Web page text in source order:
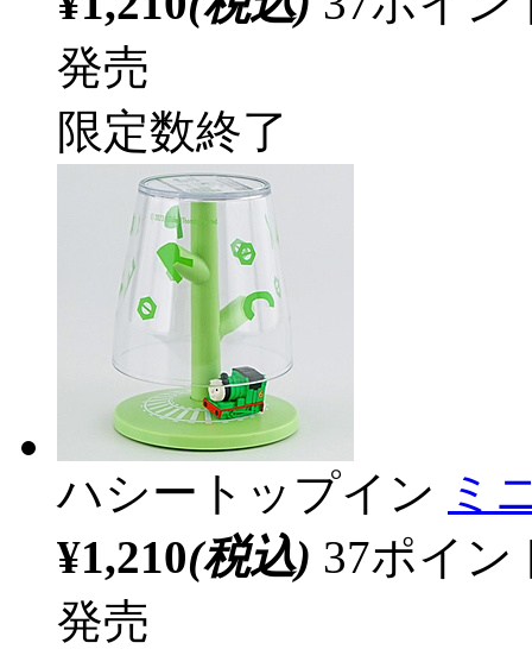
発売
限定数終了
ハシートップイン ミ
¥1,210(税込) 37ポイ
発売